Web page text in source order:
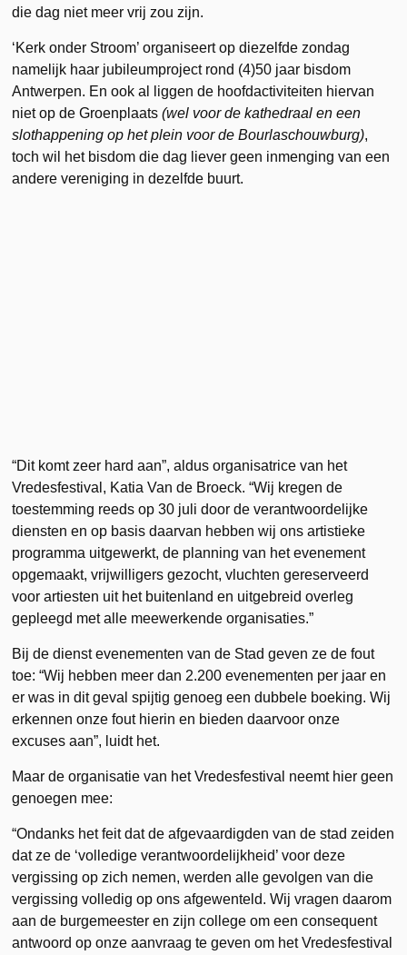
die dag niet meer vrij zou zijn.
‘Kerk onder Stroom’ organiseert op diezelfde zondag
namelijk haar jubileumproject rond (4)50 jaar bisdom
Antwerpen. En ook al liggen de hoofdactiviteiten hiervan
niet op de Groenplaats(wel voor de kathedraal en een
slothappening op het plein voor de Bourlaschouwburg),
toch wil het bisdom die dag liever geen inmenging van een
andere vereniging in dezelfde buurt.
“Dit komt zeer hard aan”, aldus organisatrice van het
Vredesfestival, Katia Van de Broeck. “Wij kregen de
toestemming reeds op 30 juli door de verantwoordelijke
diensten en op basis daarvan hebben wij ons artistieke
programma uitgewerkt, de planning van het evenement
opgemaakt, vrijwilligers gezocht, vluchten gereserveerd
voor artiesten uit het buitenland en uitgebreid overleg
gepleegd met alle meewerkende organisaties.”
Bij de dienst evenementen van de Stad geven ze de fout
toe: “Wij hebben meer dan 2.200 evenementen per jaar en
er was in dit geval spijtig genoeg een dubbele boeking. Wij
erkennen onze fout hierin en bieden daarvoor onze
excuses aan”, luidt het.
Maar de organisatie van het Vredesfestival neemt hier geen
genoegen mee:
“Ondanks het feit dat de afgevaardigden van de stad zeiden
dat ze de ‘volledige verantwoordelijkheid’ voor deze
vergissing op zich nemen, werden alle gevolgen van die
vergissing volledig op ons afgewenteld. Wij vragen daarom
aan de burgemeester en zijn college om een consequent
antwoord op onze aanvraag te geven om het Vredesfestival